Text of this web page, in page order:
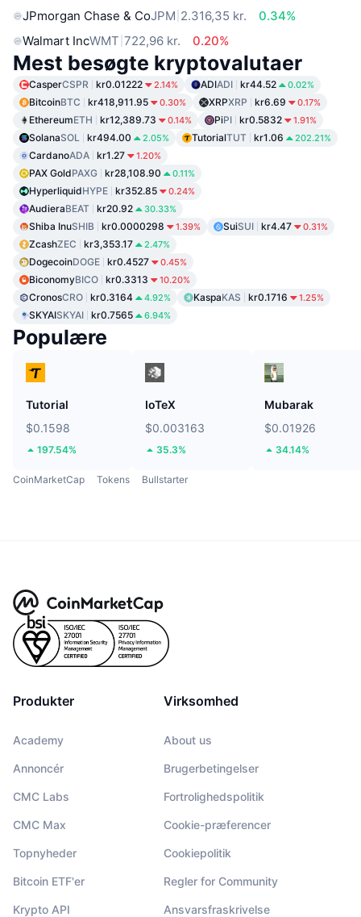
JPmorgan Chase & CoJPM 2.316,35 kr.
0.34%
Walmart IncWMT 722,96 kr. 0.20%
Mest besøgte kryptovalutaer
CasperCSPR kr0.01222 2.14% ADIADI kr44.52 0.02%
BitcoinBTC kr418,911.95 0.30% XRPXRP kr6.69 0.17%
EthereumETH kr12,389.73 0.14% PiPI kr0.5832 1.91%
SolanaSOL kr494.00 2.05% TutorialTUT kr1.06 202.21%
CardanoADA kr1.27 1.20%
PAX GoldPAXG kr28,108.90 0.11%
HyperliquidHYPE kr352.85 0.24%
AudieraBEAT kr20.92 30.33%
Shiba InuSHIB kr0.0000298 1.39% SuiSUI kr4.47 0.31%
ZcashZEC kr3,353.17 2.47%
DogecoinDOGE kr0.4527 0.45%
BiconomyBICO kr0.3313 10.20%
CronosCRO kr0.3164 4.92% KaspaKAS kr0.1716 1.25%
SKYAISKYAI kr0.7565 6.94%
Populære
Tutorial
$0.1598
197.54%
IoTeX
$0.003163
35.3%
Mubarak
$0.01926
34.14%
CoinMarketCap Tokens Bullstarter
Produkter
Academy
Annoncér
CMC Labs
CMC Max
Topnyheder
Bitcoin ETF'er
Krypto API
Virksomhed
About us
Brugerbetingelser
Fortrolighedspolitik
Cookie-præferencer
Cookiepolitik
Regler for Community
Ansvarsfraskrivelse